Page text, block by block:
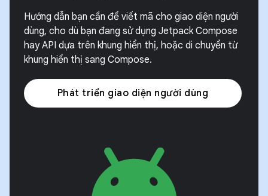
Hướng dẫn bạn cần để viết mã cho giao diện người
dùng, cho dù bạn đang sử dụng Jetpack Compose
hay API dựa trên khung hiển thị, hoặc di chuyển từ
khung hiển thị sang Compose.
Phát triển giao diện người dùng